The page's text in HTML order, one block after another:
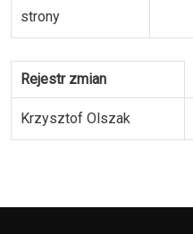
strony
Rejestr zmian
Krzysztof Olszak